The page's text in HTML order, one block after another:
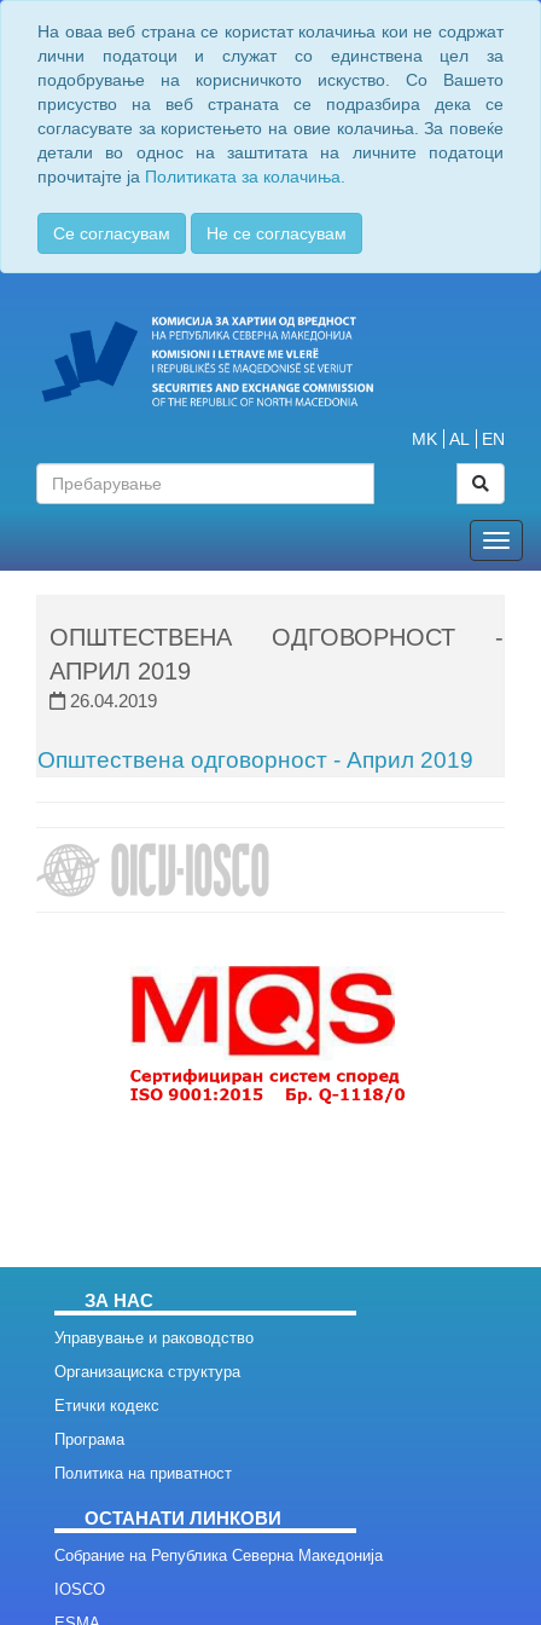
На оваа веб страна се користат колачиња кои не содржат
лични податоци и служат со единствена цел за
подобрување на корисничкото искуство. Со Вашето
присуство на веб страната се подразбира дека се
согласувате за користењето на овие колачиња. За повеќе
детали во однос на заштитата на личните податоци
прочитајте ја Политиката за колачиња.
Се согласувам Не се согласувам
MK AL EN
ОПШТЕСТВЕНА ОДГОВОРНОСТ -
АПРИЛ 2019
26.04.2019
Општествена одговорност - Април 2019
ЗА НАС
Управување и раководство
Организациска структура
Етички кодекс
Програма
Политика на приватност
ОСТАНАТИ ЛИНКОВИ
Собрание на Република Северна Македонија
IOSCO